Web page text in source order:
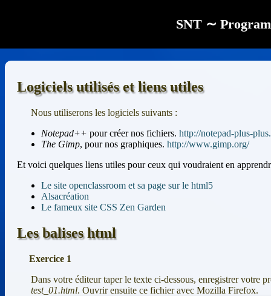
SNT ∼
Logiciels utilisés et liens utiles
Nous utiliserons les logiciels suivants :
Notepad++ pour créer nos fichiers. http://notepad-plus-
The Gimp, pour nos graphiques. http://www.gimp.org/
Et voici quelques liens utiles pour ceux qui voudraient en
Le site openclassroom et sa page sur le html5
Alsacréation
Le fameux site CSS Zen Garden
Les balises html
Exercice 1
Dans votre éditeur taper le texte ci-dessous, enregistrer votre
test_01.html. Ouvrir ensuite ce fichier avec Mozilla Firefox.